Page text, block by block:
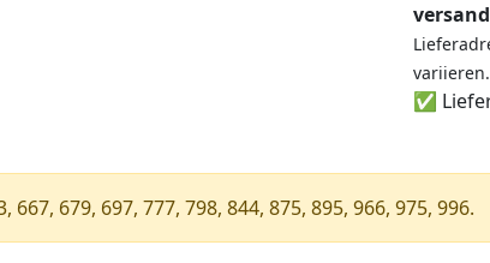
variieren.
✅
679, 697, 777, 798, 844, 875, 895, 966, 975, 996.